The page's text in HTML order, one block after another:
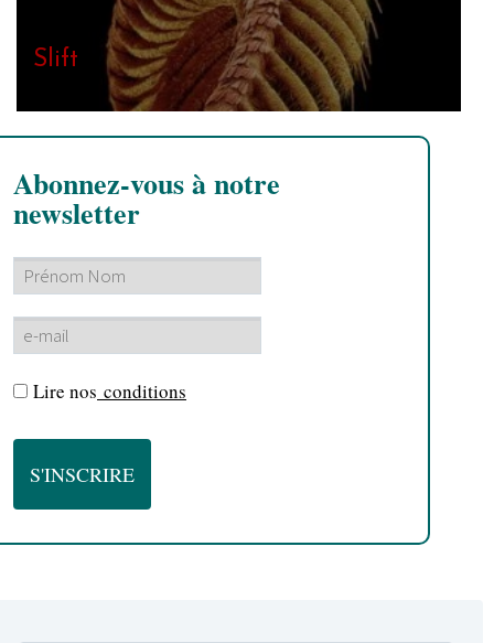
Slift
Abonnez-vous à notre
newsletter
Lire nos conditions